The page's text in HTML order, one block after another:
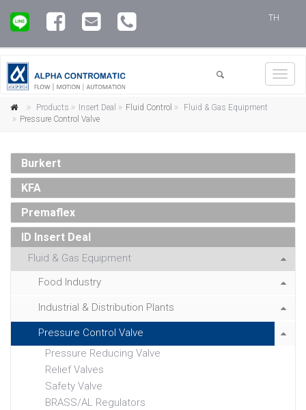
TH
Products Insert Deal Fluid Control
Fluid & Gas Equipment
Pressure Control Valve
Burkert
KFA
Premaflex
ID Insert Deal
Fluid & Gas Equipment
Food Industry
Industrial & Distribution Plants
Pressure Control Valve
Pressure Reducing Valve
Relief Valves
Safety Valve
BRASS/AL Regulators